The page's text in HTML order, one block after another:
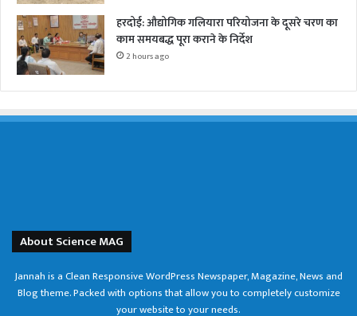
हरदोई: औद्योगिक गलियारा परियोजना के दूसरे चरण का
काम समयबद्ध पूरा कराने के निर्देश
2 hours ago
About Science MAG
Jannah is a Clean Responsive WordPress Newspaper, Magazine, News and
Blog theme. Packed with options that allow you to completely customize
your website to your needs.